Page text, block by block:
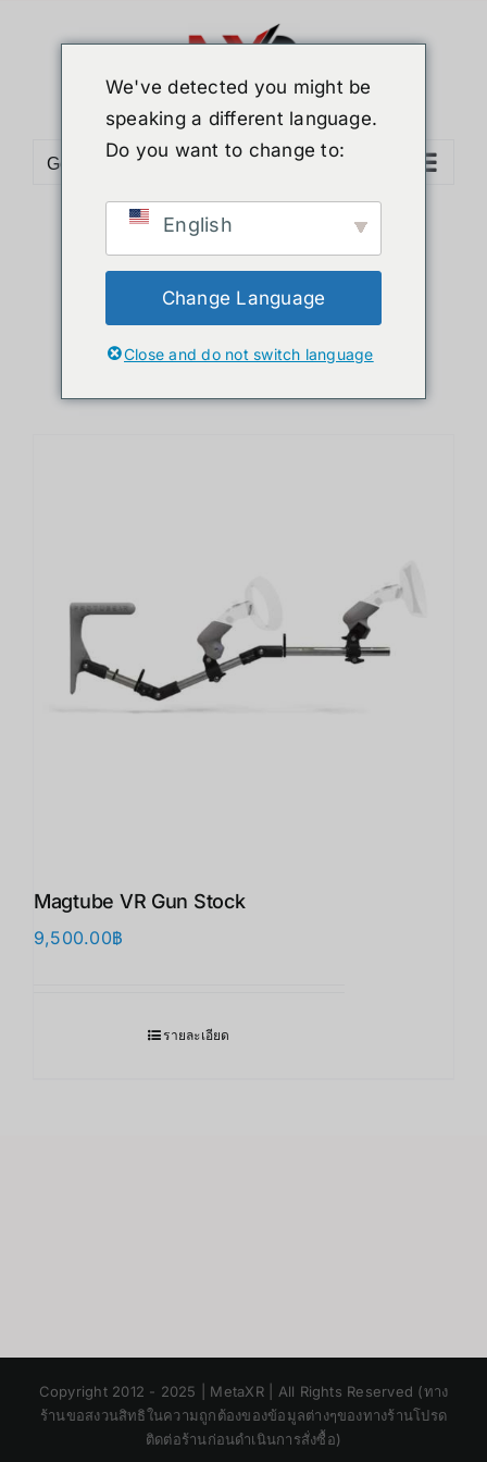
Go to...
Sort byPrice
Show12 Products
Magtube VR Gun Stock
9,500.00฿
รายละเอียด
Copyright 2012 - 2025 | MetaXR | All Rights Reserved (ทาง
ร้านขอสงวนสิทธิในความถูกต้องของข้อมูลต่างๆของทางร้านโปรด
ติดต่อร้านก่อนดำเนินการสั่งซื้อ)
We've detected you might be
speaking a different language.
Do you want to change to:
English
Change Language
Close and do not switch language
Chinese